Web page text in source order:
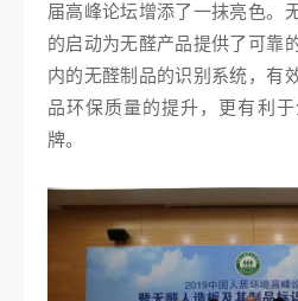
届高峰论坛增添了一抹亮色。
的启动为无醛产品提供了可靠
内的无醛制品的识别系统，有
品环保质量的提升，更有利
牌。